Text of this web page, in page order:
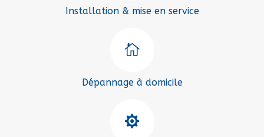
Installation & mise en service

Dépannage à domicile
